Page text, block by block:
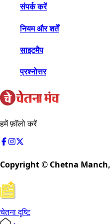
संपर्क करें
नियम और शर्तें
साइटमैप
प्रश्नोत्तर
हमें फ़ॉलो करें
Copyright © Chetna Manch,
चेतना दृष्टि